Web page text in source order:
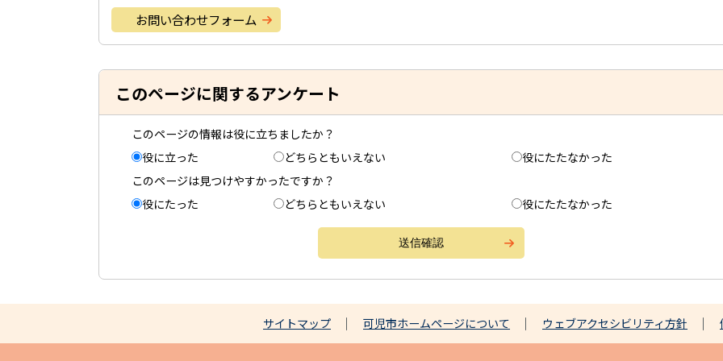
お問い合わせフォーム
このページに関するアンケート
このページの情報は役に立ちましたか？
役に立った
どちらともいえない
役にたたなかった
このページは見つけやすかったですか？
役にたった
どちらともいえない 役にたたなかった
サイトマップ 可児市ホームページについて ウェブアクセシビリティ方針